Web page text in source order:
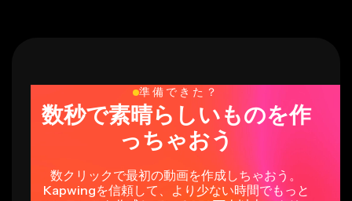
準備できた？
数秒で素晴らしいものを作
っちゃおう
数クリックで最初の動画を作成しちゃおう。
Kapwingを信頼して、より少ない時間でもっと